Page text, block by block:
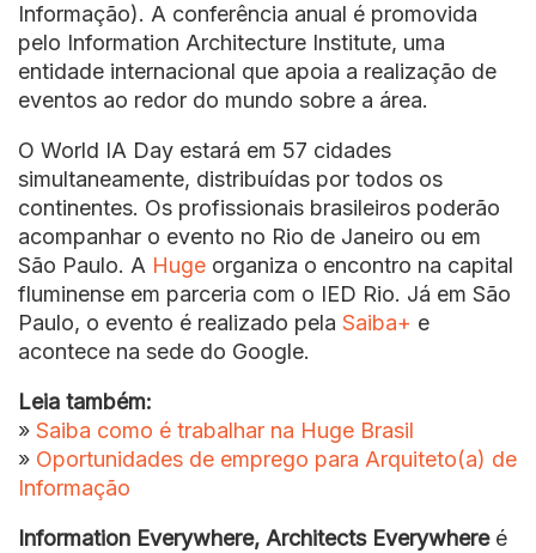
Informação). A conferência anual é promovida
pelo Information Architecture Institute, uma
entidade internacional que apoia a realização de
eventos ao redor do mundo sobre a área.
O World IA Day estará em 57 cidades
simultaneamente, distribuídas por todos os
continentes. Os profissionais brasileiros poderão
acompanhar o evento no Rio de Janeiro ou em
São Paulo. A Huge organiza o encontro na capital
fluminense em parceria com o IED Rio. Já em São
Paulo, o evento é realizado pela Saiba+ e
acontece na sede do Google.
Leia também:
» Saiba como é trabalhar na Huge Brasil
» Oportunidades de emprego para Arquiteto(a) de
Informação
Information Everywhere, Architects Everywhereé